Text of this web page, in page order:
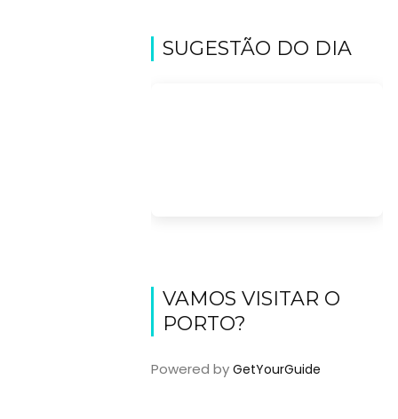
SUGESTÃO DO DIA
VAMOS VISITAR O
PORTO?
Powered by GetYourGuide